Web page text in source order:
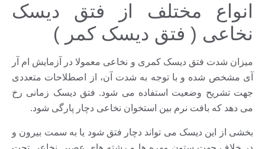
انواع مختلف از فتق دیسک
نخاعی ( فتق دیسک کمر )
میزان شدت فتق دیسک کمری و نخاعی معمولا در آزمایش ام آر
آی مشخص شده و با توجه به شدت آن، از اصطلاحات متعددی
جهت تشریح وضعیت استفاده می شود. فتق دیسک زمانی رخ
می دهد که بافت نرم بین استخوان نخاعی دچار پارگی شود.
بخشی از این دیسک می تواند دچار فتق شود یا به سمت بیرون و